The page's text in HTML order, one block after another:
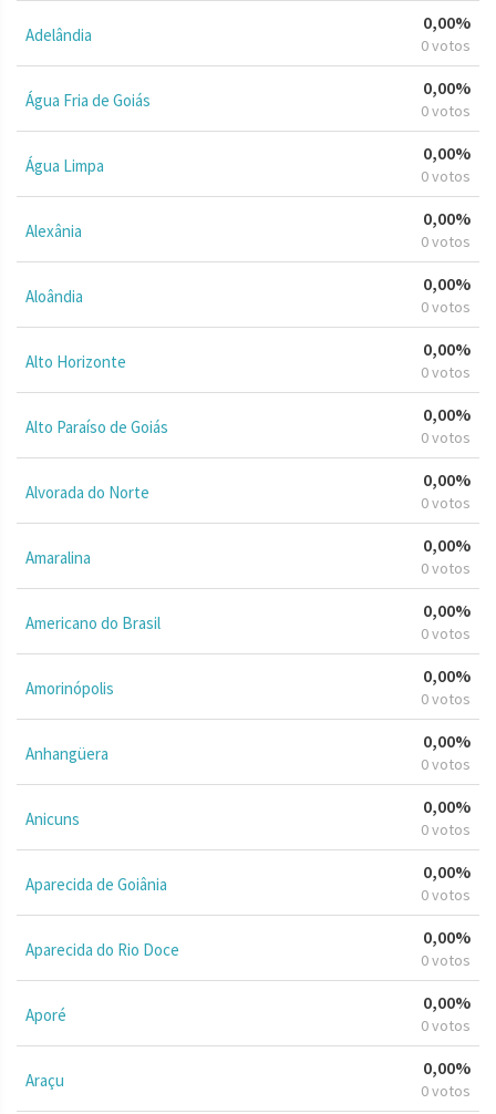
Adelândia
0,00%
0 votos
Água Fria de Goiás
0,00%
0 votos
Água Limpa
0,00%
0 votos
Alexânia
0,00%
0 votos
Aloândia
0,00%
0 votos
Alto Horizonte
0,00%
0 votos
Alto Paraíso de Goiás
0,00%
0 votos
Alvorada do Norte
0,00%
0 votos
Amaralina
0,00%
0 votos
Americano do Brasil
0,00%
0 votos
Amorinópolis
0,00%
0 votos
Anhangüera
0,00%
0 votos
Anicuns
0,00%
0 votos
Aparecida de Goiânia
0,00%
0 votos
Aparecida do Rio Doce
0,00%
0 votos
Aporé
0,00%
0 votos
Araçu
0,00%
0 votos